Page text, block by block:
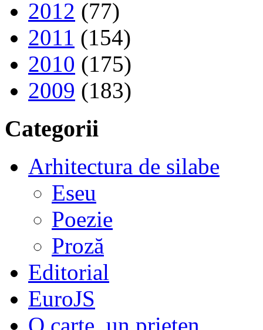
2012 (77)
2011 (154)
2010 (175)
2009 (183)
Categorii
Arhitectura de silabe
Eseu
Poezie
Proză
Editorial
EuroJS